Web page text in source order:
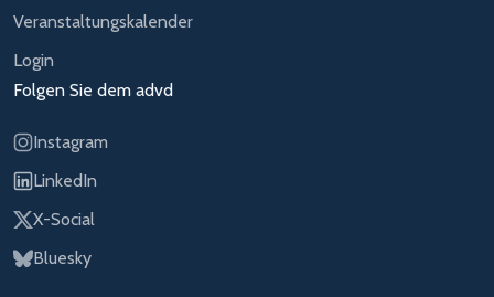
Veranstaltungskalender
Login
Folgen Sie dem advd
Instagram
LinkedIn
X-Social
Bluesky